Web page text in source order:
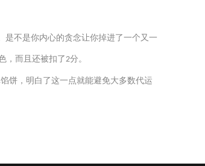
是不是你内心的贪念让你掉进了一个又一
，而且还被扣了2分。
饼，明白了这一点就能避免大多数代运